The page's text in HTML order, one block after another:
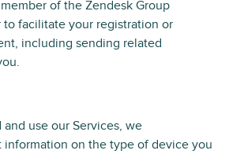
of the Zendesk Group
to facilitate your registration or
including sending related
use our Services, we
on the type of device you